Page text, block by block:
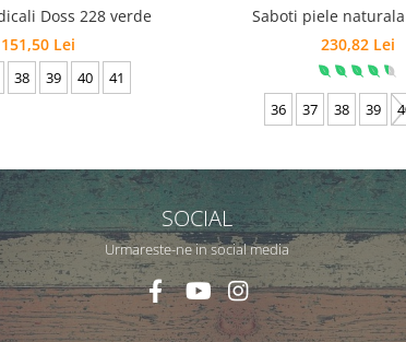
Doss 228 verde
151,50 Lei
38 39 40 41
Saboti piele
230,82 Lei
36 37 38 39
SOCIAL
Urmareste-ne in social media